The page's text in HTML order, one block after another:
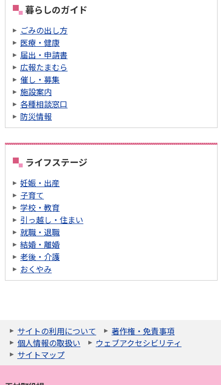
暮らしのガイド
ごみの出し方
医療・健康
届出・申請書
広報たまむら
催し・募集
施設案内
各種相談窓口
防災情報
ライフステージ
妊娠・出産
子育て
学校・教育
引っ越し・住まい
就職・退職
結婚・離婚
老後・介護
おくやみ
サイトの利用について
著作権・免責事項
個人情報の取扱い
ウェブアクセシビリティ
サイトマップ